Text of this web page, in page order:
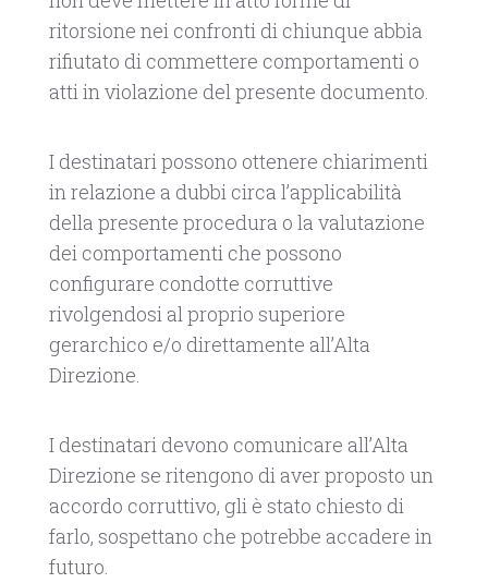
ritorsione nei confronti di chiunque abbia
rifiutato di commettere comportamenti o
atti in violazione del presente documento.
I destinatari possono ottenere chiarimenti
in relazione a dubbi circa l’applicabilità
della presente procedura o la valutazione
dei comportamenti che possono
configurare condotte corruttive
rivolgendosi al proprio superiore
gerarchico e/o direttamente all’Alta
Direzione.
I destinatari devono comunicare all’Alta
Direzione se ritengono di aver proposto un
accordo corruttivo, gli è stato chiesto di
farlo, sospettano che potrebbe accadere in
futuro.